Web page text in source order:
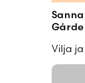
Vilja